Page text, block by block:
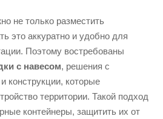
не только разместить
это аккуратно и удобно для
Поэтому востребованы
с навесом, решения с
конструкции, которые
территории. Такой подход
контейнеры, защитить их от